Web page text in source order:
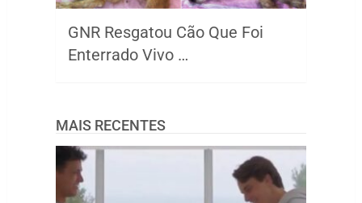
GNR Resgatou Cão Que Foi
Enterrado Vivo …
MAIS RECENTES